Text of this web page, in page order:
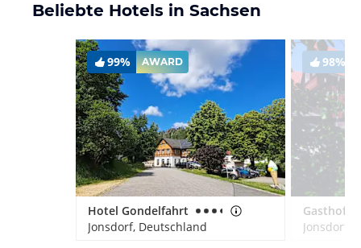
Beliebte Hotels in Sachsen
99% AWARD
Hotel Gondelfahrt
Jonsdorf, Deutschland
98%
Jonsdorf,